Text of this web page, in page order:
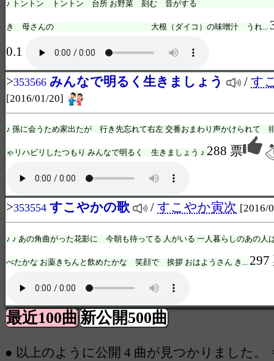
♪ トントン トントン 台所 お野菜 刻む 音がす
き 母さんの 大根（ダイコ）の味噌汁 うれ...
0.1
>353566 みんなで明るく生きましょう / す
[2016/01/20]
♪ 孫に会うため家出たが 行き先忘れて右左 交番おまわり声かけられて
ゃリハビリしたつもり みんなで明るく 生きましょう ♪ 288 票
>353554 すこやかの歌 / すこやか寅次 [2016/
♪ ♪ あの角曲がった花影に 今朝も待ってる 人がいる 一人暮らしのあの
べたかな お薬きちんと飲めたかな 笑顔で 挨拶 おはようさん き... 297
最近100曲新公開500曲
● 以上のように公開 4 曲が見つかりました